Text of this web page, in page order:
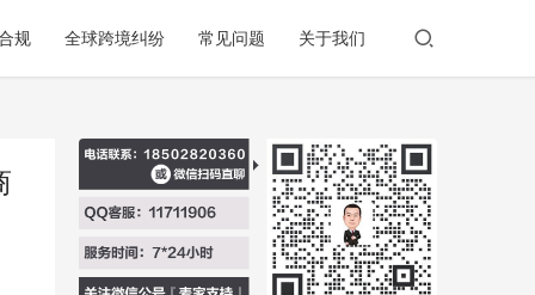
规 全球跨境纠纷 常见问题 关于我们